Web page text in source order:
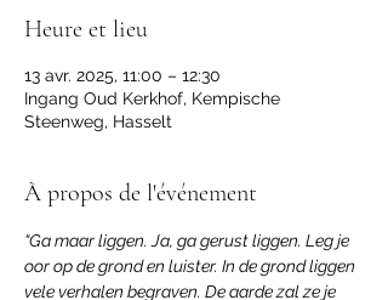
Heure et lieu
13 avr. 2025, 11:00 – 12:30
Ingang Oud Kerkhof, Kempische
Steenweg, Hasselt
À propos de l'événement
“Ga maar liggen. Ja, ga gerust liggen. Leg je
oor op de grond en luister. In de grond liggen
vele verhalen begraven. De aarde zal ze je